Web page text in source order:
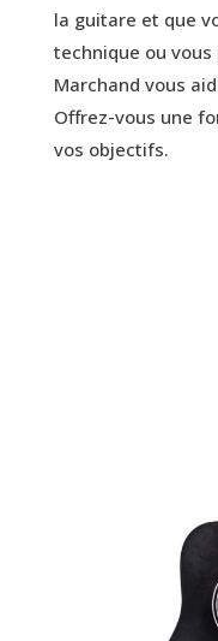
la guitare et que
technique ou vous
Marchand vous
Offrez-vous une
vos objectifs.